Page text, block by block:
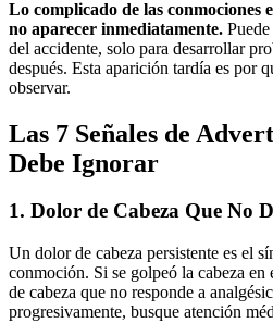
Lo complicado de las conmociones
no aparecer inmediatamente.
del accidente, solo para desarrollar
después. Esta aparición tardía es por
observar.
Las 7 Señales de
Debe Ignorar
1. Dolor de Cabeza Que No
Un dolor de cabeza persistente es el
conmoción. Si se golpeó la cabeza
de cabeza que no responde a
progresivamente, busque atención